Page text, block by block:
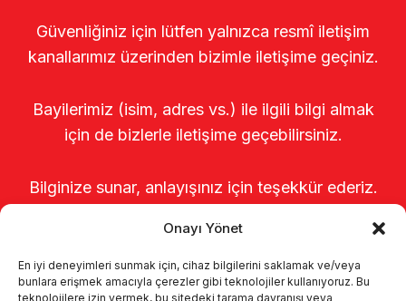
Onayı Yönet
En iyi deneyimleri sunmak için, cihaz bilgilerini saklamak ve/veya
bunlara erişmek amacıyla çerezler gibi teknolojiler kullanıyoruz. Bu
teknolojilere izin vermek, bu sitedeki tarama davranışı veya
Güvenliğiniz için lütfen yalnızca resmî iletişim
kanallarımız üzerinden bizimle iletişime geçiniz.
Bayilerimiz (isim, adres vs.) ile ilgili bilgi almak
için de bizlerle iletişime geçebilirsiniz.
Bilginize sunar, anlayışınız için teşekkür ederiz.